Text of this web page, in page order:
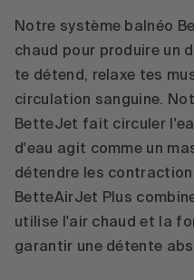
powered by
Notre système balnéo
chaud pour produire un
te détend, relaxe tes
circulation sanguine.
BetteJet fait circuler
d'eau agit comme un
détendre les
BetteAirJet Plus
utilise l'air chaud et la
garantir une détente